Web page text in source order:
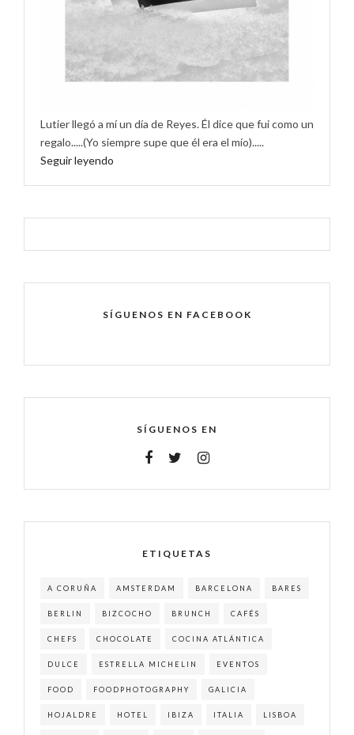
Lutier llegó a mí un día de Reyes. Él dice que fui como un
regalo.....(Yo siempre supe que él era el mío).....
Seguir leyendo
SÍGUENOS EN FACEBOOK
SÍGUENOS EN
ETIQUETAS
A CORUÑA AMSTERDAM BARCELONA BARES
BERLIN BIZCOCHO BRUNCH CAFÉS
CHEFS CHOCOLATE COCINA ATLÁNTICA
DULCE ESTRELLA MICHELIN EVENTOS
FOOD FOODPHOTOGRAPHY GALICIA
HOJALDRE HOTEL IBIZA ITALIA LISBOA